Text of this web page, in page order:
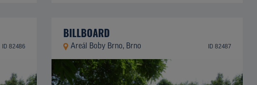
ID 82486
BILLBOARD
Areál Boby Brno, Brno ID 82487